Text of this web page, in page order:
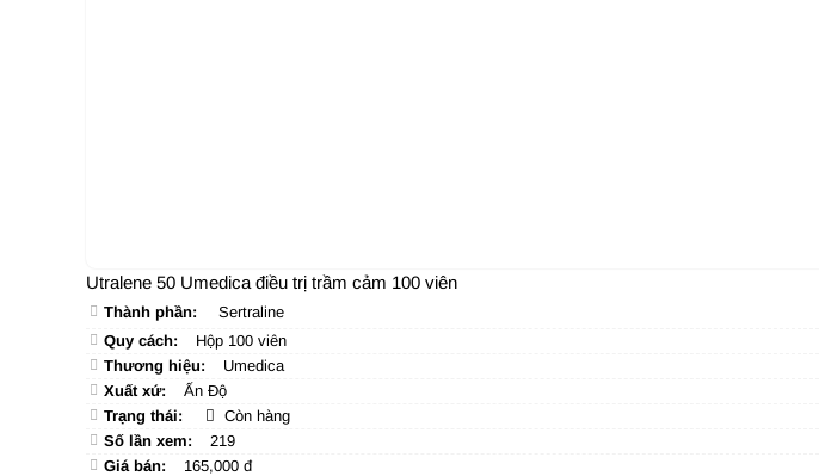
Utralene 50 Umedica điều trị trầm cảm 100 viên
Thành phần:
Sertraline
Quy cách:
Hộp 100 viên
Thương hiệu:
Umedica
Xuất xứ:
Ấn Độ
Trạng thái:
Còn hàng
Số lần xem:
219
Giá bán:
165,000 đ